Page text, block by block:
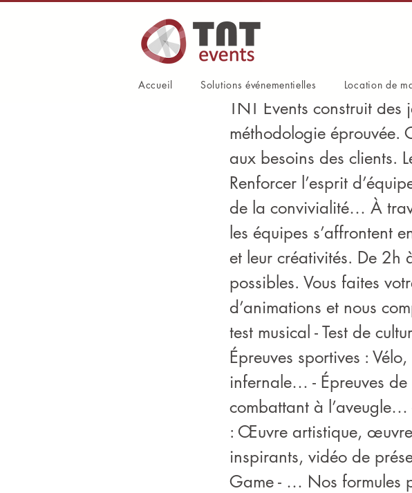
Jeu de Piste
TNT Events construit
méthodologie éprouvée.
aux besoins des clients.
Renforcer l’esprit
de la convivialité… À
les équipes s’affrontent
et leur créativités. De 2h
possibles. Vous faites
d’animations et nous
test musical - Test de
Épreuves sportives :
infernale… - Épreuves
combattant à l’aveugle…
: Œuvre artistique,
inspirants, vidéo de
Game - … Nos formules
Accueil Solutions événementielles Location de